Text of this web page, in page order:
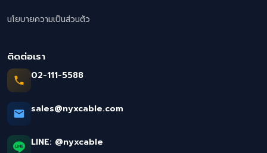
นโยบายความเป็นส่วนตัว
ติดต่อเรา
02-111-5588
sales@nyxcable.com
LINE: @nyxcable